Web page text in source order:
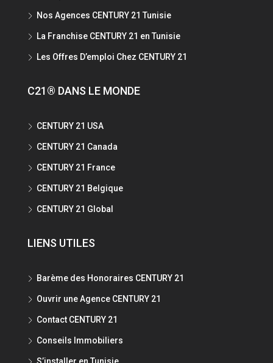
Nos Agences CENTURY 21 Tunisie
La Franchise CENTURY 21 en Tunisie
Les Offres D’emploi Chez CENTURY 21
C21® DANS LE MONDE
CENTURY 21 USA
CENTURY 21 Canada
CENTURY 21 France
CENTURY 21 Belgique
CENTURY 21 Global
LIENS UTILES
Barème des Honoraires CENTURY 21
Ouvrir une Agence CENTURY 21
Contact CENTURY 21
Conseils Immobiliers
S’installer en Tunisie